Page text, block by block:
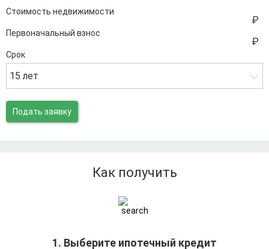
Стоимость недвижимости
Первоначальный взнос
Срок
15 лет
Подать заявку
Как получить
1. Выберите ипотечный кредит